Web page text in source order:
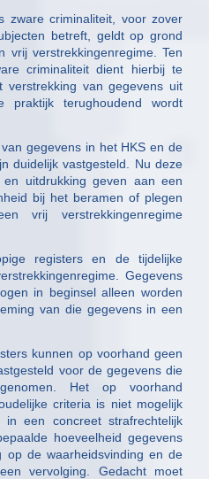
zware criminaliteit, voor zover
betreft, geldt op grond
verstrekkingenregime. Ten
criminaliteit dient hierbij te
verstrekking van gegevens uit
terughoudend wordt
gegevens in het HKS en de
duidelijk vastgesteld. Nu deze
uitdrukking geven aan een
bij het beramen of plegen
vrij verstrekkingenregime
registers en de tijdelijke
Gegevens
in beginsel alleen worden
van die gegevens in een
kunnen op voorhand geen
voor de gegevens die
Het op voorhand
criteria is niet mogelijk
een concreet strafrechtelijk
hoeveelheid gegevens
de waarheidsvinding en de
vervolging. Gedacht moet